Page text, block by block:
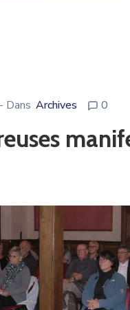
- Dans Archives 0